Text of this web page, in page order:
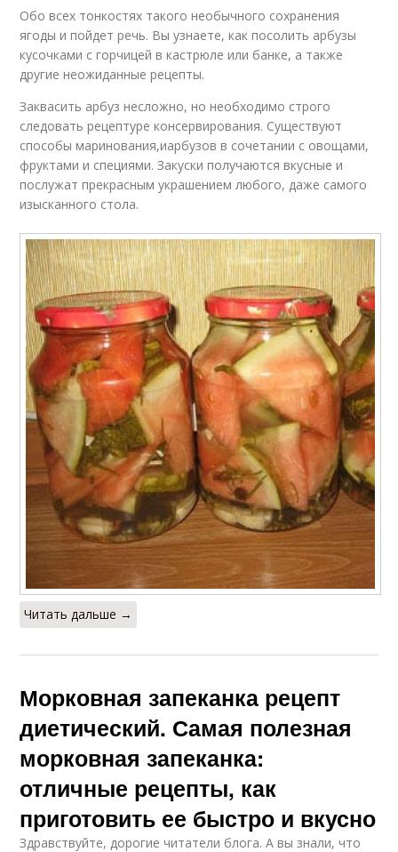
Обо всех тонкостях такого необычного сохранения
ягоды и пойдет речь. Вы узнаете, как посолить арбузы
кусочками с горчицей в кастрюле или банке, а также
другие неожиданные рецепты.
Заквасить арбуз несложно, но необходимо строго
следовать рецептуре консервирования. Существуют
способы маринования,иарбузов в сочетании с овощами,
фруктами и специями. Закуски получаются вкусные и
послужат прекрасным украшением любого, даже самого
изысканного стола.
Читать дальше →
Морковная запеканка рецепт
диетический. Самая полезная
морковная запеканка:
отличные рецепты, как
приготовить ее быстро и вкусно
Здравствуйте, дорогие читатели блога. А вы знали, что